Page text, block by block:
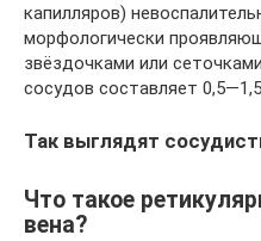
капилляров)
морфологически
звёздочками или
сосудов составляет
Так выглядят
Что такое
вена?